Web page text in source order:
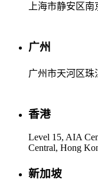
上海市静安区
广州
广州市天河区珠
香港
Level 15, AIA
Central, Hong
新加坡